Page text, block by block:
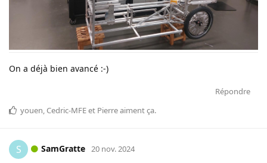
On a déjà bien avancé :-)
Répondre
youen, Cedric-MFEet Pierreaiment ça.
S SamGratte 20 nov. 2024